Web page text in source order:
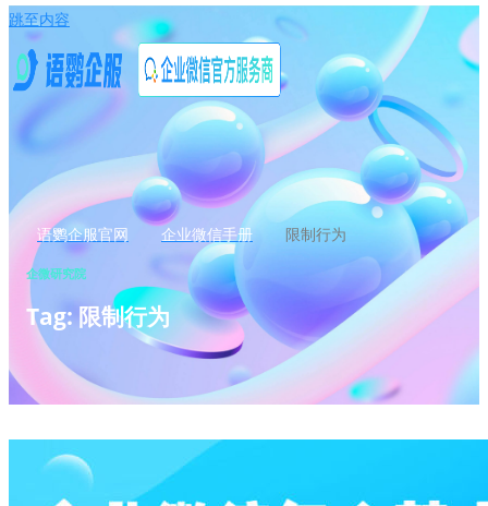
跳至内容
语鹦企服官网 企业微信手册 限制行为
企微研究院
Tag: 限制行为